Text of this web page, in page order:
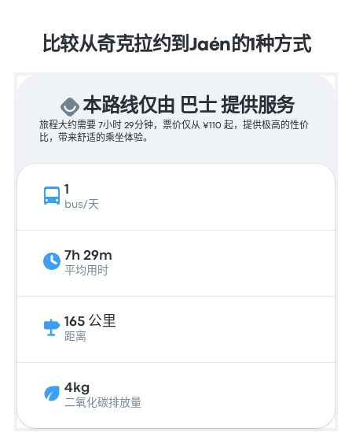
比较从奇克拉约到Jaén的1种方式
本路线仅由 巴士 提供服务
旅程大约需要 7小时 29分钟，票价仅从 ¥110 起，提供极高的性价
比，带来舒适的乘坐体验。
1
bus/天
7h 29m
平均用时
165 公里
距离
4kg
二氧化碳排放量